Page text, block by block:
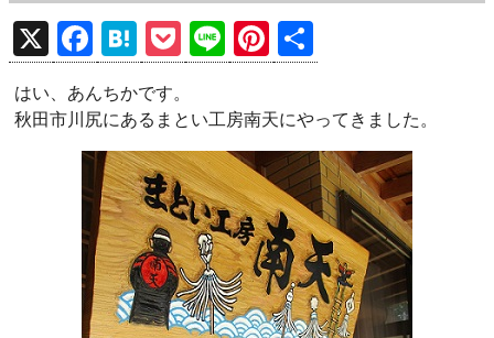
X
F
a
ce
b
o
o
k
H
at
e
n
a
P
o
ck
et
Li
n
e
Pi
nt
er
es
t
有
はい、あんちかです。
秋田市川尻にあるまとい工房南天にやってきました。